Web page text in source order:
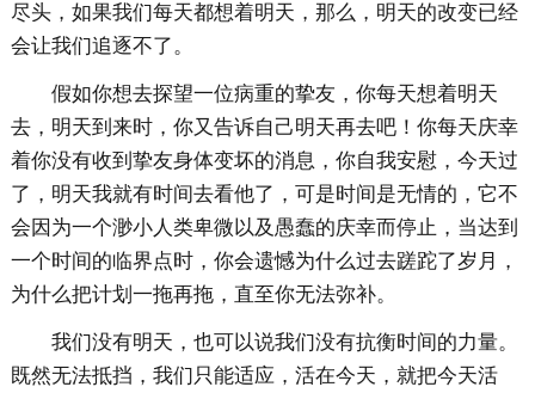
尽头，如果我们每天都想着明天，那么，明天的改变已经
会让我们追逐不了。
假如你想去探望一位病重的挚友，你每天想着明天
去，明天到来时，你又告诉自己明天再去吧！你每天庆幸
着你没有收到挚友身体变坏的消息，你自我安慰，今天过
了，明天我就有时间去看他了，可是时间是无情的，它不
会因为一个渺小人类卑微以及愚蠢的庆幸而停止，当达到
一个时间的临界点时，你会遗憾为什么过去蹉跎了岁月，
为什么把计划一拖再拖，直至你无法弥补。
我们没有明天，也可以说我们没有抗衡时间的力量。
既然无法抵挡，我们只能适应，活在今天，就把今天活